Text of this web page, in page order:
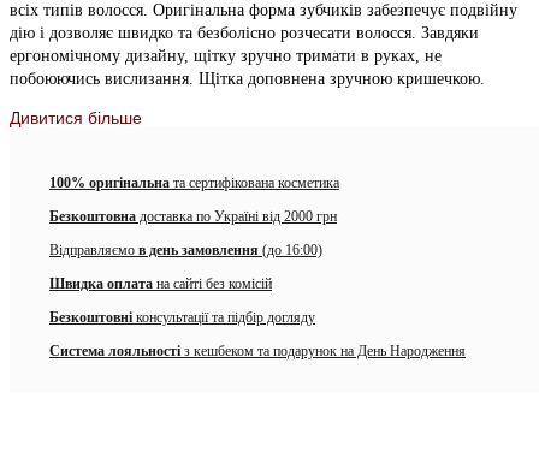
всіх типів волосся. Оригінальна форма зубчиків забезпечує подвійну
дію і дозволяє швидко та безболісно розчесати волосся. Завдяки
ергономічному дизайну, щітку зручно тримати в руках, не
побоюючись вислизання. Щітка доповнена зручною кришечкою.
Дивитися більше
100% оригінальна та сертифікована косметика
Безкоштовна доставка по Україні від 2000 грн
Відправляємо в день замовлення (до 16:00)
Швидка оплата на сайті без комісій
Безкоштовні консультації та підбір догляду
Система лояльності з кешбеком та подарунок на День Народження